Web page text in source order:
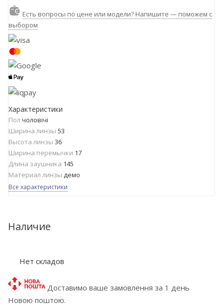
Есть вопросы по цене или модели? Напишите — поможем с
выбором
Характеристики
Пол чоловічі
Ширина линзы 53
Высота линзы 36
Ширина перемычки 17
Длина заушника 145
Материал линзы демо
Все характеристики
Наличие
Нет складов
Доставимо ваше замовлення за 1 день
Новою поштою.